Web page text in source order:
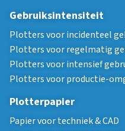
Gebruiksintensiteit
Plotters voor incidenteel
Plotters voor regelmatig
Plotters voor intensief
Plotters voor productie-
Plotterpapier
Papier voor techniek & CAD